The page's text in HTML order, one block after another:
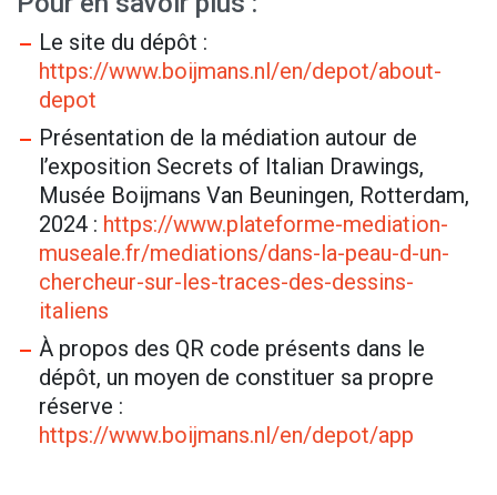
Le site du dépôt :
https://www.boijmans.nl/en/depot/about-
depot
Présentation de la médiation autour de
l’exposition Secrets of Italian Drawings,
Musée Boijmans Van Beuningen, Rotterdam,
2024 : https://www.plateforme-mediation-
museale.fr/mediations/dans-la-peau-d-un-
chercheur-sur-les-traces-des-dessins-
italiens
À propos des QR code présents dans le
dépôt, un moyen de constituer sa propre
réserve :
https://www.boijmans.nl/en/depot/app